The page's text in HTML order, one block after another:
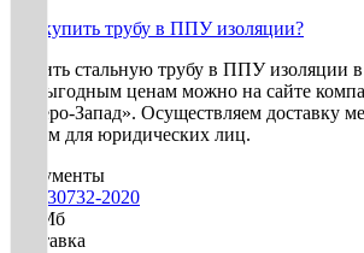
Где купить трубу в ППУ изоляции?
Купить стальную трубу в ППУ изоляции
по выгодным ценам можно на сайте
Северо-Запад». Осуществляем доставку
оптом для юридических лиц.
Документы
gost-30732-2020
3.3 Мб
Доставка